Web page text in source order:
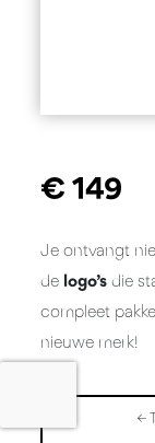
€ 149
Je ontvangt
de logo’s die
compleet
nieuwe merk!
←